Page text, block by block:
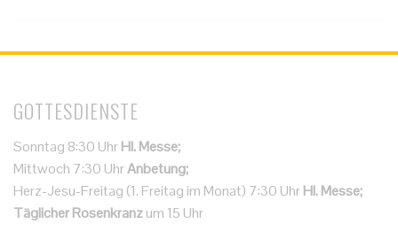
GOTTESDIENSTE
Sonntag 8:30 UhrHl. Messe;
Mittwoch 7:30 UhrAnbetung;
Herz-Jesu-Freitag (1. Freitag im Monat) 7:30 UhrHl. Messe;
Täglicher Rosenkranzum 15 Uhr